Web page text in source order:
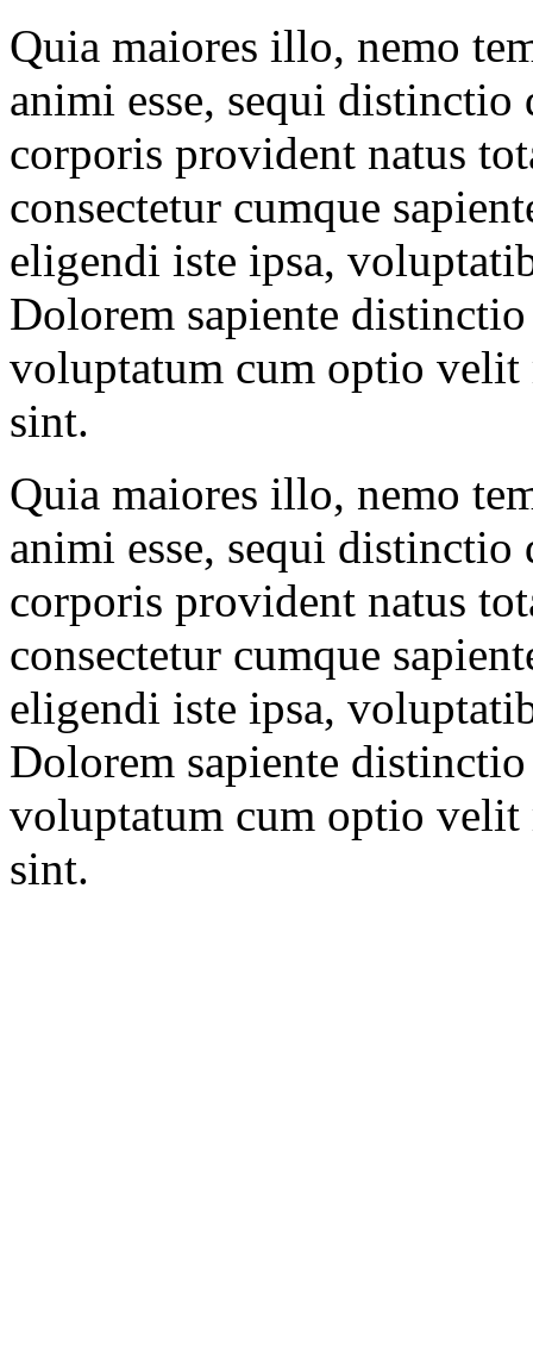
Quia maiores illo, nemo
animi esse, sequi
corporis provident natus
consectetur cumque
eligendi iste ipsa,
Dolorem sapiente
voluptatum cum optio velit
sint.
Quia maiores illo, nemo
animi esse, sequi
corporis provident natus
consectetur cumque
eligendi iste ipsa,
Dolorem sapiente
voluptatum cum optio velit
sint.